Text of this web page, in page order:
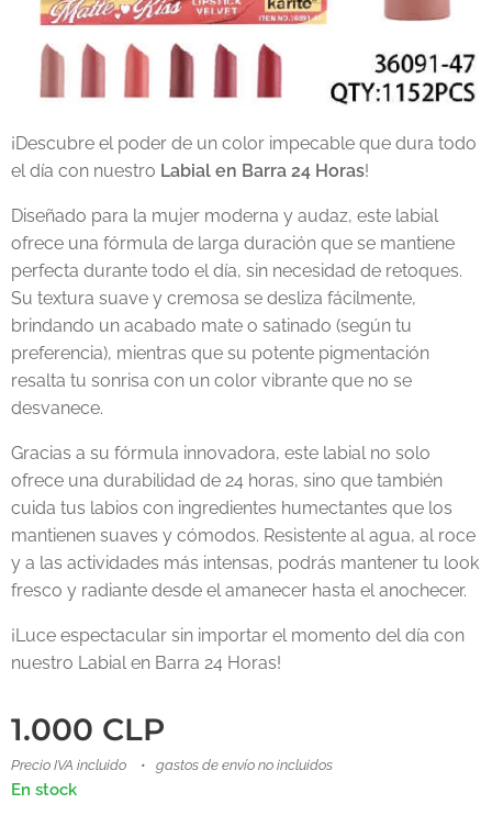
¡Descubre el poder de un color impecable que dura todo
el día con nuestro Labial en Barra 24 Horas!
Diseñado para la mujer moderna y audaz, este labial
ofrece una fórmula de larga duración que se mantiene
perfecta durante todo el día, sin necesidad de retoques.
Su textura suave y cremosa se desliza fácilmente,
brindando un acabado mate o satinado (según tu
preferencia), mientras que su potente pigmentación
resalta tu sonrisa con un color vibrante que no se
desvanece.
Gracias a su fórmula innovadora, este labial no solo
ofrece una durabilidad de 24 horas, sino que también
cuida tus labios con ingredientes humectantes que los
mantienen suaves y cómodos. Resistente al agua, al roce
y a las actividades más intensas, podrás mantener tu look
fresco y radiante desde el amanecer hasta el anochecer.
¡Luce espectacular sin importar el momento del día con
nuestro Labial en Barra 24 Horas!
1.000 CLP
Precio IVA incluido gastos de envío no incluidos
En stock